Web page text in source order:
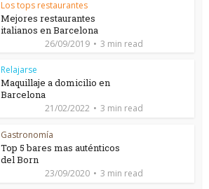
Los tops restaurantes
Mejores restaurantes
italianos en Barcelona
26/09/2019 3 min read
Relajarse
Maquillaje a domicilio en
Barcelona
21/02/2022 3 min read
Gastronomía
Top 5 bares mas auténticos
del Born
23/09/2020 3 min read